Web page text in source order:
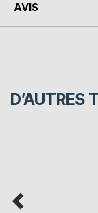
AVIS
D’AUTRES